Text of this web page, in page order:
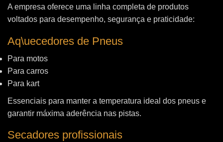
A empresa oferece uma linha completa de produtos
voltados para desempenho, segurança e praticidade:
Aq\uecedores de Pneus
Para motos
Para carros
Para kart
Essenciais para manter a temperatura ideal dos pneus e
garantir máxima aderência nas pistas.
Secadores profissionais